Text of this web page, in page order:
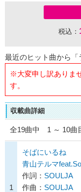
税込：
最近のヒット曲から「
※大変申し訳ありま
す。
収載曲詳細
全19曲中 1 ～ 10曲
1
そばにいるね
青山テルマ
作詞： SOULJA
作曲： SOULJA